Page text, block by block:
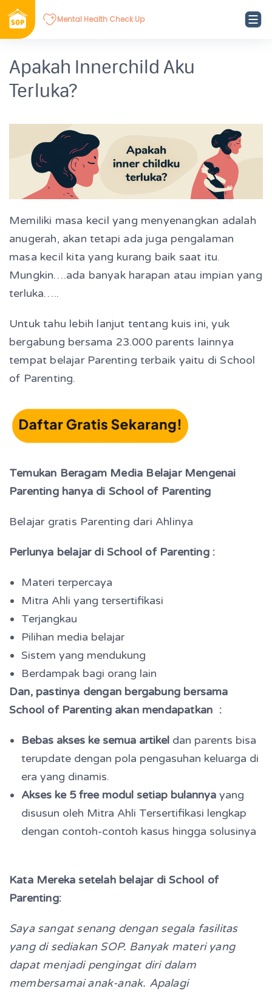
Mental Health Check Up
Apakah Innerchild Aku
Terluka?
Memiliki masa kecil yang menyenangkan adalah
anugerah, akan tetapi ada juga pengalaman
masa kecil kita yang kurang baik saat itu.
Mungkin….ada banyak harapan atau impian yang
terluka…..
Untuk tahu lebih lanjut tentang kuis ini, yuk
bergabung bersama 23.000 parents lainnya
tempat belajar Parenting terbaik yaitu di School
of Parenting.
Temukan Beragam Media Belajar Mengenai
Parenting hanya di School of Parenting
Belajar gratis Parenting dari Ahlinya
Perlunya belajar di School of Parenting :
Materi terpercaya
Mitra Ahli yang tersertifikasi
Terjangkau
Pilihan media belajar
Sistem yang mendukung
Berdampak bagi orang lain
Dan, pastinya dengan bergabung bersama
School of Parenting akan mendapatkan :
Bebas akses ke semua artikel dan parents bisa
terupdate dengan pola pengasuhan keluarga di
era yang dinamis.
Akses ke 5 free modul setiap bulannya yang
disusun oleh Mitra Ahli Tersertifikasi lengkap
dengan contoh-contoh kasus hingga solusinya
Kata Mereka setelah belajar di School of
Parenting:
Saya sangat senang dengan segala fasilitas
yang di sediakan SOP. Banyak materi yang
dapat menjadi pengingat diri dalam
membersamai anak-anak. Apalagi